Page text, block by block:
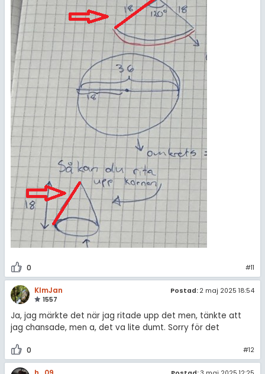
0 #11
KlmJan
1557
Postad: 2 maj 2025 18:54
Ja, jag märkte det när jag ritade upp det men, tänkte att
jag chansade, men a, det va lite dumt. Sorry för det
0 #12